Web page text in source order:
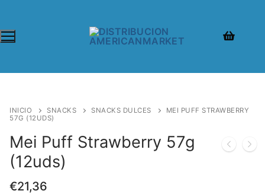
INICIO SNACKS SNACKS DULCES
MEI PUFF STRAWBERRY
57G (12UDS)
Mei Puff Strawberry 57g
(12uds)
€21,36